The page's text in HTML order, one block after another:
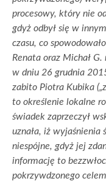
procesowy, który nie
gdyż odbył się w
czasu, co
Renata oraz Michał
w dniu 26 grudnia
zabito Piotra Kubika
to określenie lokalne
świadek zaprzeczył
uznała, iż wyjaśnienia
niespójne, gdyż jej
informację to
pokrzywdzonego